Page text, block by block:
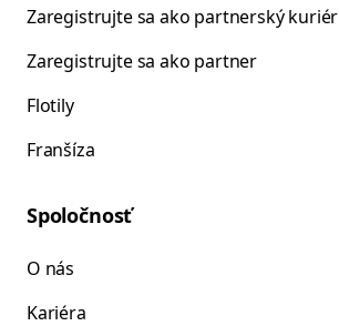
Zaregistrujte sa ako partnerský kuriér
Zaregistrujte sa ako partner
Flotily
Franšíza
Spoločnosť
O nás
Kariéra